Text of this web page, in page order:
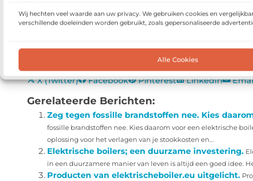
Wij hechten veel waarde aan uw privacy. We gebruiken cookies en
verschillende doeleinden worden gebruikt, zoals gepersonaliseerde
Alle Cookies
Goed artikel? Deel hem dan op:
X (Twitter) Facebook Pinterest LinkedIn
Gerelateerde Berichten:
Zeg tegen fossille brandstoffen nee. Kies
fossille brandstoffen nee. Kies daarom voor een elektrische
oplossing voor het verlagen van je stookkosten en...
Elektrische boilers; een duurzame investering.
in een duurzamere manier van leven is altijd een goed idee.
Producten van elektrischeboiler.eu uitgelicht.